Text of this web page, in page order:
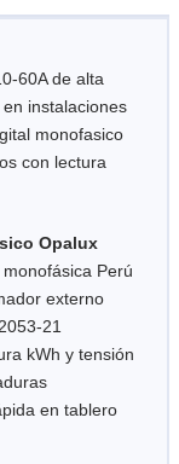
60A de alta
instalaciones
monofasico
con lectura
Opalux
Perú
externo
21
kWh y tensión
en tablero